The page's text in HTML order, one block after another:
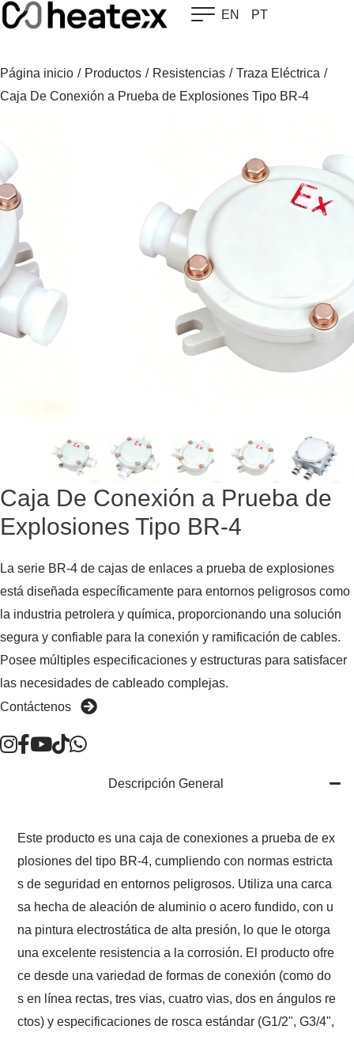
Skip
to
EN PT
Página inicio / Productos / Resistencias / Traza Eléctrica /
Caja De Conexión a Prueba de Explosiones Tipo BR-4
Caja De Conexión a Prueba de
Explosiones Tipo BR-4
La serie BR-4 de cajas de enlaces a prueba de explosiones
está diseñada específicamente para entornos peligrosos como
la industria petrolera y química, proporcionando una solución
segura y confiable para la conexión y ramificación de cables.
Posee múltiples especificaciones y estructuras para satisfacer
las necesidades de cableado complejas.
Contáctenos
Descripción General
Este producto es una caja de conexiones a prueba de ex
plosiones del tipo BR-4, cumpliendo con normas estricta
s de seguridad en entornos peligrosos. Utiliza una carca
sa hecha de aleación de aluminio o acero fundido, con u
na pintura electrostática de alta presión, lo que le otorga
una excelente resistencia a la corrosión. El producto ofre
ce desde una variedad de formas de conexión (como do
s en línea rectas, tres vias, cuatro vias, dos en ángulos re
ctos) y especificaciones de rosca estándar (G1/2", G3/4",